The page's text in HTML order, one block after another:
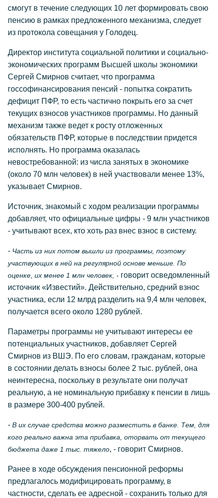
смогут в течение следующих 10 лет формировать свою
пенсию в рамках предложенного механизма, следует
из протокола совещания у Голодец.
Директор института социальной политики и социально-
экономических программ Высшей школы экономики
Сергей Смирнов считает, что программа
госсофинансирования пенсий - попытка сократить
дефицит ПФР, то есть частично покрыть его за счет
текущих взносов участников программы. Но данный
механизм также ведет к росту отложенных
обязательств ПФР, которые в последствии придется
исполнять. Но программа оказалась
невостребованной: из числа занятых в экономике
(около 70 млн человек) в ней участвовали менее 13%,
указывает Смирнов.
Источник, знакомый с ходом реализации программы
добавляет, что официальные цифры - 9 млн участников
- учитывают всех, кто хоть раз внес взнос в систему.
- Часть из них потом вышли из программы, поэтому
участвующих в ней на регулярной основе меньше. По
оценке, их менее 1 млн человек, - говорит осведомленный
источник «Известий». Действительно, средний взнос
участника, если 12 млрд разделить на 9,4 млн человек,
получается всего около 1280 рублей.
Параметры программы не учитывают интересы ее
потенциальных участников, добавляет Сергей
Смирнов из ВШЭ. По его словам, гражданам, которые
в состоянии делать взносы более 2 тыс. рублей, она
неинтересна, поскольку в результате они получат
реальную, а не номинальную прибавку к пенсии в лишь
в размере 300-400 рублей.
- В их случае средства можно разместить в банке. Тем, для
кого реально важна эта прибавка, оторвать от текущего
бюджета даже 1 тыс. тяжело, - говорит Смирнов.
Ранее в ходе обсуждения пенсионной реформы
предлагалось модифицировать программу, в
частности, сделать ее адресной - сохранить только для